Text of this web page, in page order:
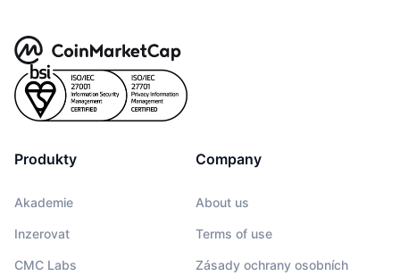
Produkty
Akademie
Inzerovat
CMC Labs
Company
About us
Terms of use
Zásady ochrany osobních